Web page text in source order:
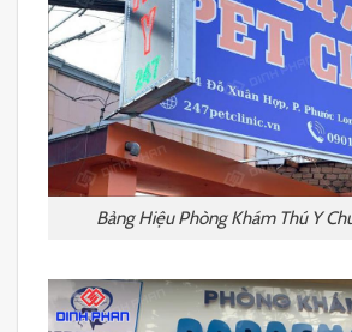
Bảng Hiệu Phòng Khám Thú Y